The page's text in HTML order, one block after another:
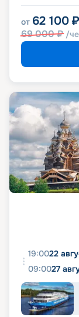
от 62 100 ₽
69 000₽ /
19:0022
09:0027